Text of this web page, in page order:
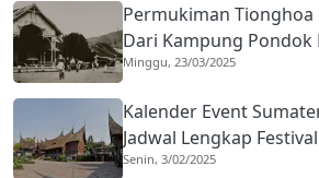
Permukiman Tionghoa
Dari Kampung
Kota
Minggu, 23/03/2025
Kalender Event
Jadwal Lengkap
Minang
Senin, 3/02/2025